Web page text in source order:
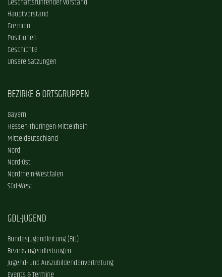
Hauptvorstand
Gremien
Positionen
Geschichte
Unsere Satzungen
BEZIRKE & ORTSGRUPPEN
Bayern
Hessen-Thüringen-Mittelrhein
Mitteldeutschland
Nord
Nord-Ost
Nordrhein-Westfalen
Süd-West
GDL-JUGEND
Bundesjugendleitung (BJL)
Bezirksjugendleitungen
Jugend- und Auszubildendenvertretung